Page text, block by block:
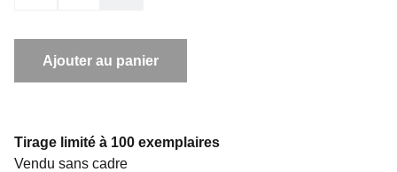
Ajouter au panier
Tirage limité à 100 exemplaires
Vendu sans cadre